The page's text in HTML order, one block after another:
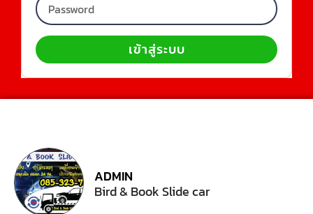
เข้าสู่ระบบ
ADMIN
Bird & Book Slide car